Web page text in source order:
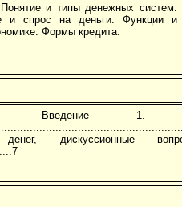
и типы денежных систем.
и спрос на деньги. Функции
Формы кредита.
Введение 1.
дискуссионные